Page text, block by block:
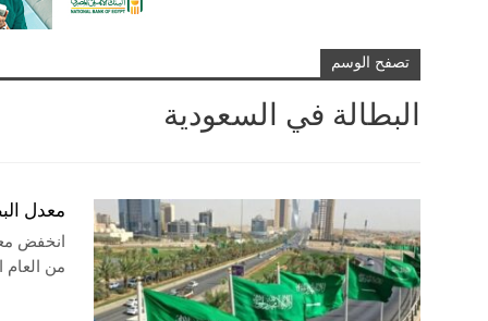
تصفح الوسم
البطالة في السعودية
معدل
من العام